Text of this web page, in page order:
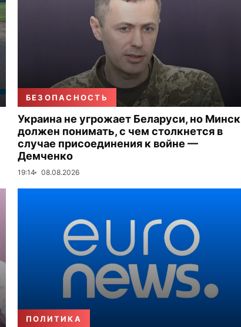
БЕЗОПАСНОСТЬ
Украина не угрожает Беларуси, но Минск
должен понимать, с чем столкнется в
случае присоединения к войне —
Демченко
19:14 08.08.2026
ПОЛИТИКА